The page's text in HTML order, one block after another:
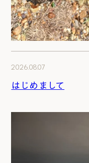
2026.08.07
はじめまして